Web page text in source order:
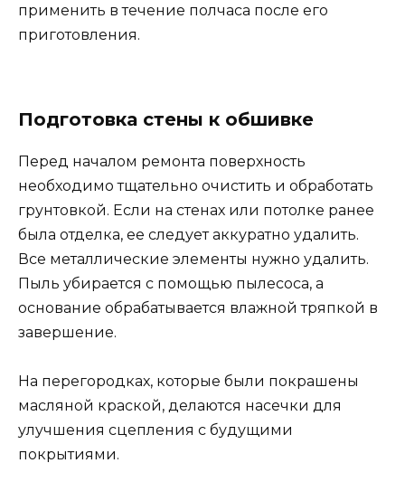
применить в течение полчаса после его
приготовления.
Подготовка стены к обшивке
Перед началом ремонта поверхность
необходимо тщательно очистить и обработать
грунтовкой. Если на стенах или потолке ранее
была отделка, ее следует аккуратно удалить.
Все металлические элементы нужно удалить.
Пыль убирается с помощью пылесоса, а
основание обрабатывается влажной тряпкой в
завершение.
На перегородках, которые были покрашены
масляной краской, делаются насечки для
улучшения сцепления с будущими
покрытиями.